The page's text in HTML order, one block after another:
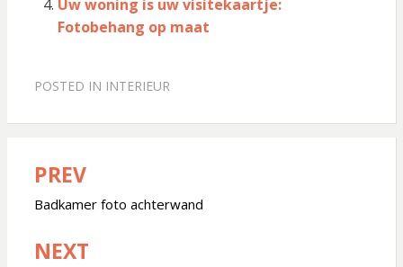
Uw woning is uw visitekaartje:
Fotobehang op maat
POSTED IN INTERIEUR
Bericht
navigatie
PREV
Badkamer foto achterwand
NEXT